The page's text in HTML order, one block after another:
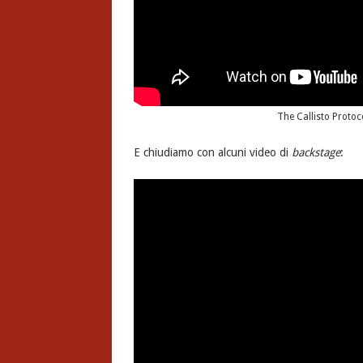
The Callisto
E chiudiamo con alcuni video di backstage: